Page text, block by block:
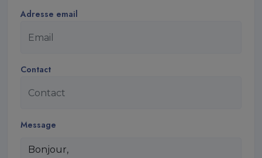
Adresse email
Contact
Message